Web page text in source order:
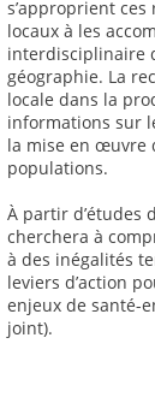
s’approprient ces
locaux à les
interdisciplinaire
géographie. La
locale dans la
informations sur
la mise en œuvre
populations.
À partir d’études
cherchera à
à des inégalités
leviers d’action
enjeux de santé-
joint).